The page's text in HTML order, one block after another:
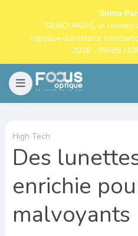
Silmo
: SILMO PARIS, le
l’optique-lunetterie
2026 - PARIS
High Tech
Des
enrichie
malvoyants